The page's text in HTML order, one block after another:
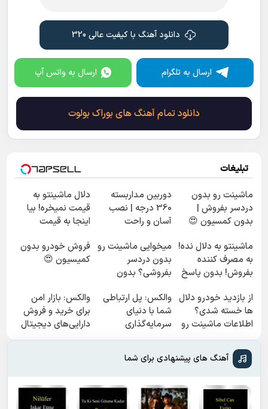
دانلود آهنگ با کیفیت عالی 320
ارسال به تلگرام ارسال به واتس آپ
دانلود تمام آهنگ های بوراک بولوت
تبلیغات
ماشینت رو بدون
دردسر بفروش |
بدون کمسیون 😍
دوربین مداربسته
360 درجه | نصب
آسان و راحت
دلال ماشینتو به
قیمت نمیخره! بیا
اینجا به قیمت
واقعی*
ماشینتو به دلال نده!
به مصرف کننده
بفروش! بدون پاسخ
میخوایی ماشینت رو
بدون دردسر
بفروشی؟ بدون
فروش خودرو بدون
کمیسیون 😍
از بازدید خودرو دلال
ها خسته شدی؟
اطلاعات ماشینت رو
اینجا ثبت کن
والکس: پل ارتباطی
شما با دنیای
سرمایه‌گذاری
دیجیتال
والکس: بازار امن
برای خرید و فروش
دارایی‌های دیجیتال
آهنگ های پیشنهادی برای شما